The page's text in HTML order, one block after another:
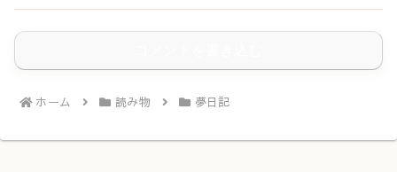
ホーム 読み物 夢日記